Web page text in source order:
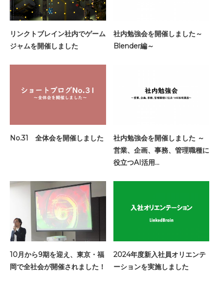
リンクトブレイン社内でゲーム
ジャムを開催しました
社内勉強会を開催しました～
Blender編～
No.31 全体会を開催しました
社内勉強会を開催しました ～
営業、企画、事務、管理職種に
役立つAI活用…
10月から9期を迎え、東京・福
岡で全社会が開催されました！
2024年度新入社員オリエンテ
ーションを実施しました